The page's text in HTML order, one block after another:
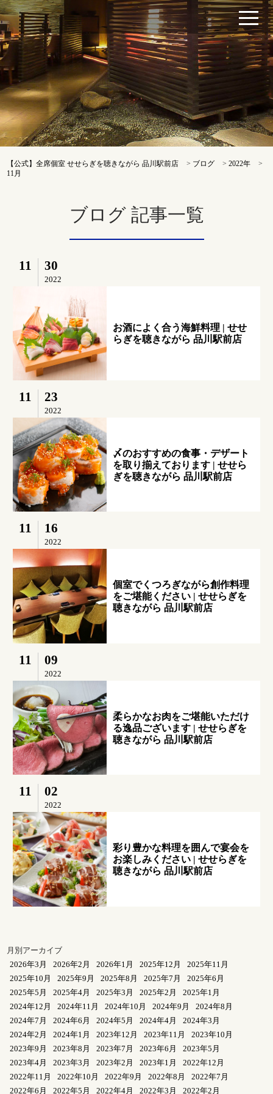
【公式】全席個室 せせらぎを聴きながら 品川駅前店 > ブログ >2022年
>
11月
ブログ 記事一覧
11 30
2022
お酒によく合う海鮮料理 | せせ
らぎを聴きながら 品川駅前店
11 23
2022
〆のおすすめの食事・デザート
を取り揃えております | せせら
ぎを聴きながら 品川駅前店
11 16
2022
個室でくつろぎながら創作料理
をご堪能ください | せせらぎを
聴きながら 品川駅前店
11 09
2022
柔らかなお肉をご堪能いただけ
る逸品ございます | せせらぎを
聴きながら 品川駅前店
11 02
2022
彩り豊かな料理を囲んで宴会を
お楽しみください | せせらぎを
聴きながら 品川駅前店
月別アーカイブ
2026年3月
2026年2月 2026年1月 2025年12月
2025年11月
2025年10月
2025年9月 2025年8月 2025年7月
2025年6月
2025年5月
2025年4月 2025年3月 2025年2月
2025年1月
2024年12月
2024年11月 2024年10月 2024年9月
2024年8月
2024年7月
2024年6月 2024年5月 2024年4月
2024年3月
2024年2月
2024年1月 2023年12月 2023年11月
2023年10月
2023年9月
2023年8月 2023年7月 2023年6月
2023年5月
2023年4月
2023年3月 2023年2月 2023年1月
2022年12月
2022年11月
2022年10月 2022年9月 2022年8月
2022年7月
2022年6月
2022年5月 2022年4月 2022年3月 2022年2月